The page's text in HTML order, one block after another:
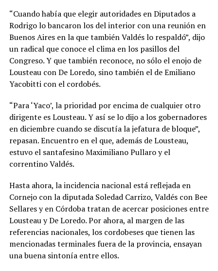
“Cuando había que elegir autoridades en Diputados a
Rodrigo lo bancaron los del interior con una reunión en
Buenos Aires en la que también Valdés lo respaldó”, dijo
un radical que conoce el clima en los pasillos del
Congreso. Y que también reconoce, no sólo el enojo de
Lousteau con De Loredo, sino también el de Emiliano
Yacobitti con el cordobés.
“Para ‘Yaco’, la prioridad por encima de cualquier otro
dirigente es Lousteau. Y así se lo dijo a los gobernadores
en diciembre cuando se discutía la jefatura de bloque”,
repasan. Encuentro en el que, además de Lousteau,
estuvo el santafesino Maximiliano Pullaro y el
correntino Valdés.
Hasta ahora, la incidencia nacional está reflejada en
Cornejo con la diputada Soledad Carrizo, Valdés con Bee
Sellares y en Córdoba tratan de acercar posiciones entre
Lousteau y De Loredo. Por ahora, al margen de las
referencias nacionales, los cordobeses que tienen las
mencionadas terminales fuera de la provincia, ensayan
una buena sintonía entre ellos.